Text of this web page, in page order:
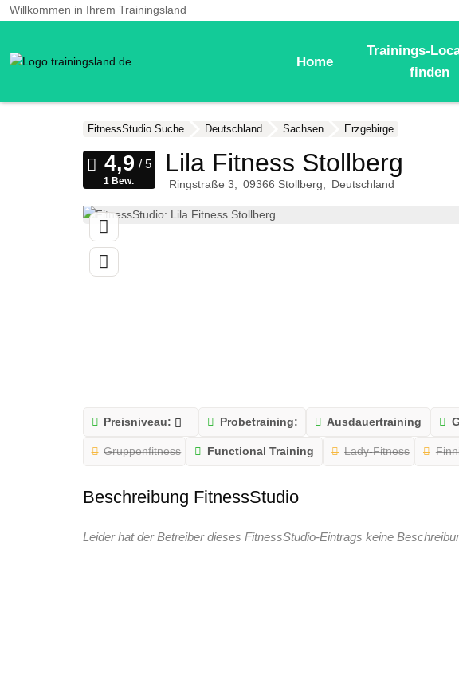
Willkommen in Ihrem Trainingsland
Home
Trainings-
finden
FitnessStudio Suche Deutschland Sachsen Erzgebirge
Lila Fitness Stollberg
Ringstraße 3 09366 Stollberg Deutschland
1 Bew.
Preisniveau: Probetraining: Ausdauertraining
Gruppenfitness Functional Training Lady-Fitness
Beschreibung FitnessStudio
Leider hat der Betreiber dieses FitnessStudio-Eintrags keine